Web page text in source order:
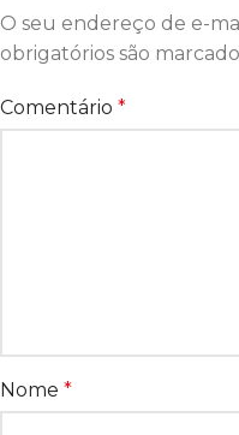
O seu endereço de e-
obrigatórios são
Comentário *
Nome *